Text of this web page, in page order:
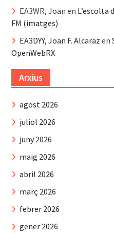
EA3WR, Joan en L’escolta
FM (imatges)
EA3DYY, Joan F. Alcaraz en
OpenWebRX
Arxius
agost 2026
juliol 2026
juny 2026
maig 2026
abril 2026
març 2026
febrer 2026
gener 2026